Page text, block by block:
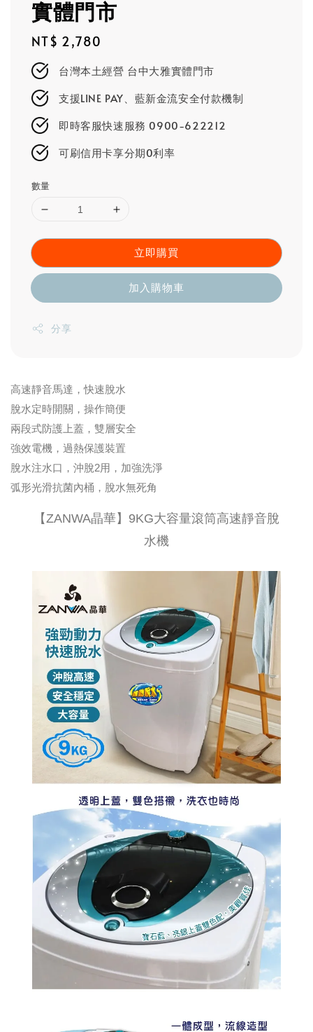
實體門市
Regular
price
NT$ 2,780
台灣本土經營 台中大雅實體門市
支援LINE PAY、藍新金流安全付款機制
即時客服快速服務 0900-622212
可刷信用卡享分期0利率
數量
立即購買
加入購物車
分享
高速靜音馬達，快速脫水
脫水定時開關，操作簡便
兩段式防護上蓋，雙層安全
強效電機，過熱保護裝置
脫水注水口，沖脫2用，加強洗淨
弧形光滑抗菌內桶，脫水無死角
【ZANWA晶華】9KG大容量滾筒高速靜音脫
水機